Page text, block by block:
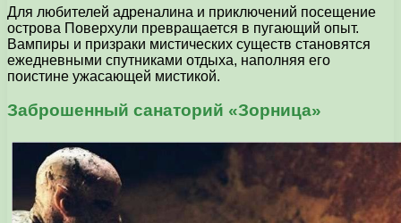
Для любителей адреналина и приключений посещение
острова Поверхули превращается в пугающий опыт.
Вампиры и призраки мистических существ становятся
ежедневными спутниками отдыха, наполняя его
поистине ужасающей мистикой.
Заброшенный санаторий «Зорница»